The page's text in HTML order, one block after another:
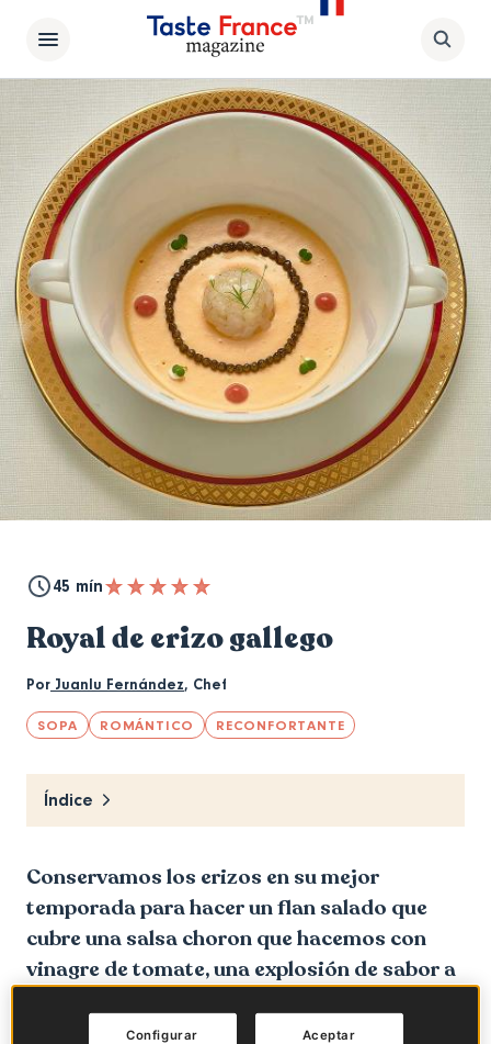
45 mín
Royal de erizo gallego
Por Juanlu Fernández, Chef
SOPA ROMÁNTICO RECONFORTANTE
Índice
Conservamos los erizos en su mejor
temporada para hacer un flan salado que
cubre una salsa choron que hacemos con
vinagre de tomate, una explosión de sabor a
Aceptar
Configurar